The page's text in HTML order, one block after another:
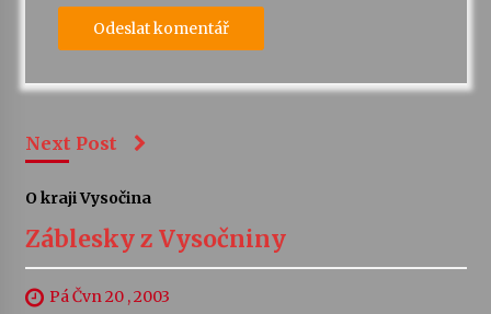
Next Post
O kraji Vysočina
Záblesky z Vysočniny
Pá Čvn 20 , 2003